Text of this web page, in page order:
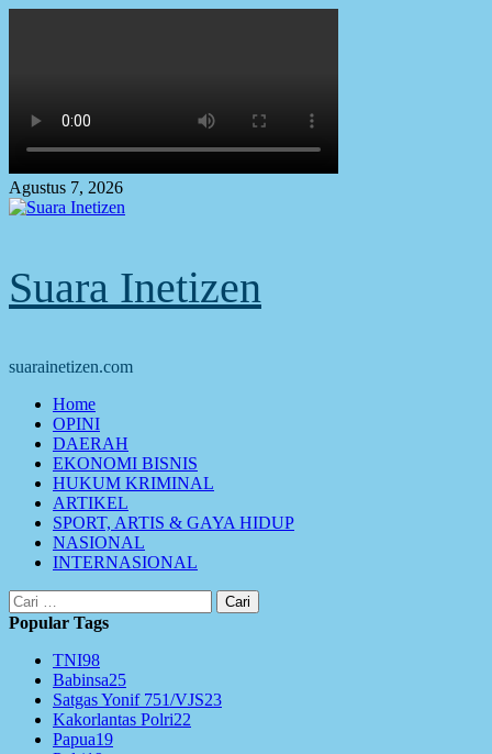
Agustus 7, 2026
Suara Inetizen
suarainetizen.com
Primary
Menu
Home
OPINI
DAERAH
EKONOMI BISNIS
HUKUM KRIMINAL
ARTIKEL
SPORT, ARTIS & GAYA HIDUP
NASIONAL
INTERNASIONAL
Cari
untuk:
Popular Tags
TNI98
Babinsa25
Satgas Yonif 751/VJS23
Kakorlantas Polri22
Papua19